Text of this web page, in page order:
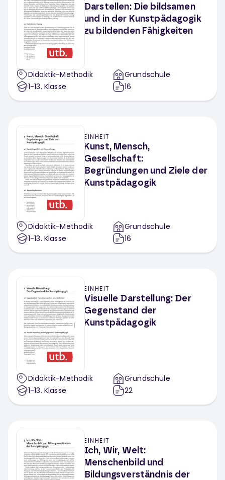
Darstellen: Die bildsamen
und in der Kunstpädagogik
zu bildenden Fähigkeiten
Didaktik-Methodik
1-13. Klasse
Grundschule
16
EINHEIT
Kunst, Mensch,
Gesellschaft:
Begründungen und Ziele der
Kunstpädagogik
Didaktik-Methodik
1-13. Klasse
Grundschule
16
EINHEIT
Visuelle Darstellung: Der
Gegenstand der
Kunstpädagogik
Didaktik-Methodik
1-13. Klasse
Grundschule
22
EINHEIT
Ich, Wir, Welt:
Menschenbild und
Bildungsverständnis der